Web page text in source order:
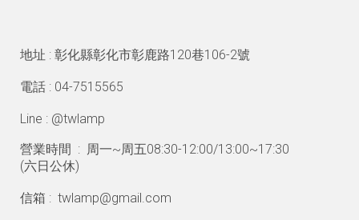
地址 : 彰化縣彰化市彰鹿路120巷106-2號
電話 : 04-7515565
Line : @twlamp
營業時間 : 周一~周五08:30-12:00/13:00~17:30
(六日公休)
信箱 : twlamp@gmail.com